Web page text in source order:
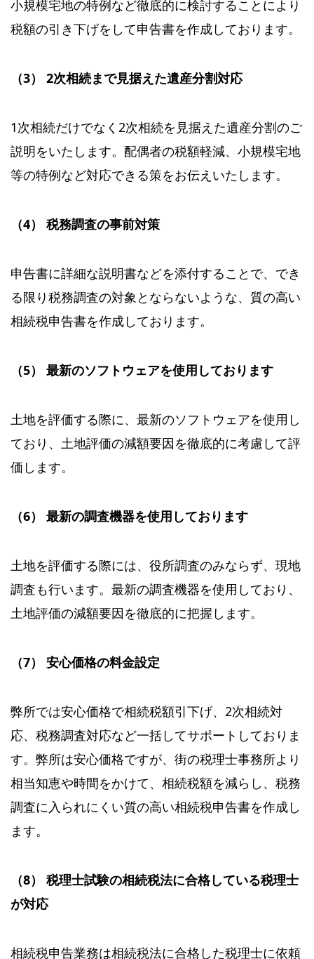
小規模宅地の特例など徹底的に検討することにより
税額の引き下げをして申告書を作成しております。
（3） 2次相続まで見据えた遺産分割対応
1次相続だけでなく2次相続を見据えた遺産分割のご
説明をいたします。配偶者の税額軽減、小規模宅地
等の特例など対応できる策をお伝えいたします。
（4） 税務調査の事前対策
申告書に詳細な説明書などを添付することで、でき
る限り税務調査の対象とならないような、質の高い
相続税申告書を作成しております。
（5） 最新のソフトウェアを使用しております
土地を評価する際に、最新のソフトウェアを使用し
ており、土地評価の減額要因を徹底的に考慮して評
価します。
（6） 最新の調査機器を使用しております
土地を評価する際には、役所調査のみならず、現地
調査も行います。最新の調査機器を使用しており、
土地評価の減額要因を徹底的に把握します。
（7） 安心価格の料金設定
弊所では安心価格で相続税額引下げ、2次相続対
応、税務調査対応など一括してサポートしておりま
す。弊所は安心価格ですが、街の税理士事務所より
相当知恵や時間をかけて、相続税額を減らし、税務
調査に入られにくい質の高い相続税申告書を作成し
ます。
（8） 税理士試験の相続税法に合格している税理士
が対応
相続税申告業務は相続税法に合格した税理士に依頼